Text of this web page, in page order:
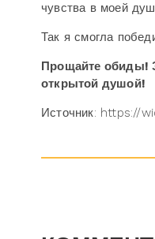
чувства в моей
Так я смогла
Прощайте обиды!
открытой душой!
Источник: https://